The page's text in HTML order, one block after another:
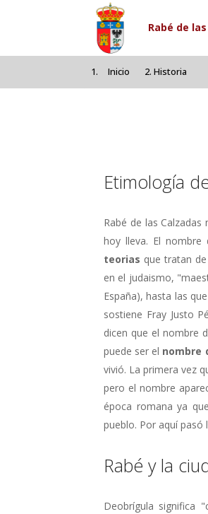
Pasar al contenido
Rabé de
Inicio Historia
Etimología
Rabé de las
hoy lleva. El nombre
teorias que tratan
en el judaismo,
España), hasta las
sostiene Fray Justo
dicen que el nombre
puede ser el nombre
vivió. La primera vez
pero el nombre
época romana ya
pueblo. Por aquí pasó
Rabé y la
Deobrígula significa